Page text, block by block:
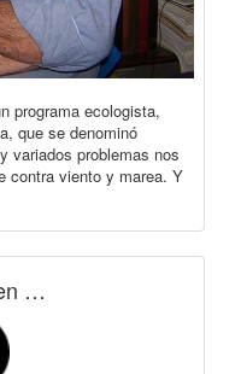
programa ecologista,
que se denominó
variados problemas nos
contra viento y marea. Y
…